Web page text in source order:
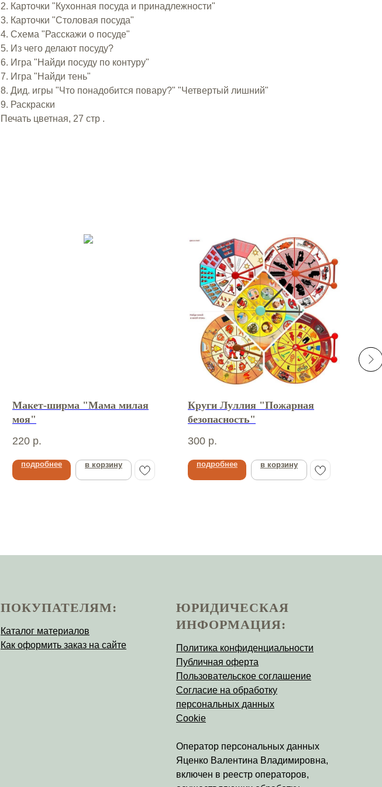
2. Карточки "Кухонная посуда и принадлежности"
3. Карточки "Столовая посуда"
4. Схема "Расскажи о посуде"
5. Из чего делают посуду?
6. Игра "Найди посуду по контуру"
7. Игра "Найди тень"
8. Дид. игры "Что понадобится повару?" "Четвертый лишний"
9. Раскраски
Печать цветная, 27 стр .⠀
Макет-ширма "Мама милая
моя"
220 р.
подробнее в корзину
Круги Луллия "Пожарная
безопасность"
300 р.
подробнее в корзину
ПОКУПАТЕЛЯМ:
Каталог материалов
Как оформить заказ на сайте
ЮРИДИЧЕСКАЯ
ИНФОРМАЦИЯ:
Политика конфиденциальности
Публичная оферта
Пользовательское соглашение
Согласие на обработку
персональных данных
Cookie
Оператор персональных данных
Яценко Валентина Владимировна,
включен в реестр операторов,